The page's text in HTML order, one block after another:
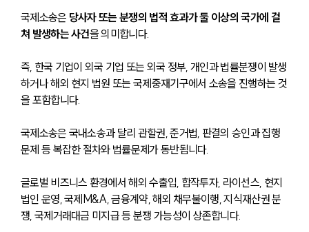
국제소송은 당사자 또는 분쟁의 법적 효과가 둘 이상의 국가에 걸
쳐 발생하는 사건을 의미합니다.
즉, 한국 기업이 외국 기업 또는 외국 정부, 개인과 법률분쟁이 발생
하거나 해외 현지 법원 또는 국제중재기구에서 소송을 진행하는 것
을 포함합니다.
국제소송은 국내소송과 달리 관할권, 준거법, 판결의 승인과 집행
문제 등 복잡한 절차와 법률문제가 동반됩니다.
글로벌 비즈니스 환경에서 해외 수출입, 합작투자, 라이선스, 현지
법인 운영, 국제M&A, 금융계약, 해외 채무불이행, 지식재산권 분
쟁, 국제거래대금 미지급 등 분쟁 가능성이 상존합니다.